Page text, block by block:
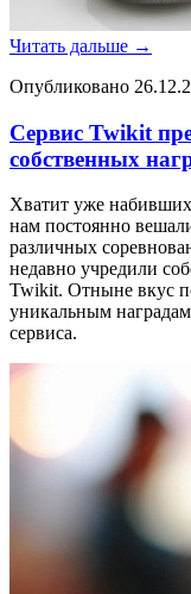
Читать дальше →
Опубликовано
Сервис Twikit
собственных
Хватит уже
нам постоянно
различных
недавно учредили
Twikit. Отныне вкус
уникальным
сервиса.